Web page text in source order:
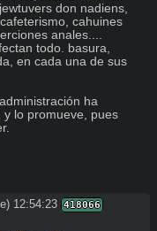
don nadiens,
cahuines
anales....
todo. basura,
en cada una de sus
ha
lo promueve, pues
12:54:23 418066